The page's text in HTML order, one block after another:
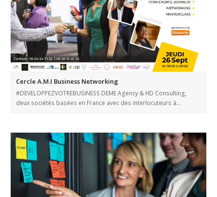
Cercle A.M.I Business Networking
#DEVELOPPEZVOTREBUSINESS DEME Agency & HD Consulting,
deux sociétés basées en France avec des interlocuteurs à…